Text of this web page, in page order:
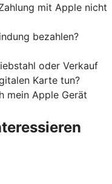
mit Apple nicht
bezahlen?
oder Verkauf
Karte tun?
mein Apple Gerät